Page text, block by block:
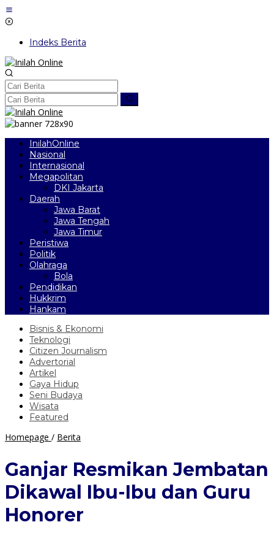
Lewati
ke
Indeks Berita
InilahOnline
Nasional
Internasional
Megapolitan
DKI Jakarta
Daerah
Jawa Barat
Jawa Tengah
Jawa Timur
Peristiwa
Politik
Olahraga
Bola
Pendidikan
Hukkrim
Hankam
Bisnis & Ekonomi
Teknologi
Citizen Journalism
Advertorial
Artikel
Gaya Hidup
Seni Budaya
Wisata
Featured
Homepage / Berita
Jembatan
Dikawal
Ibu-
Guru
Ganjar Resmikan Jembatan
Dikawal Ibu-Ibu dan Guru
Honorer